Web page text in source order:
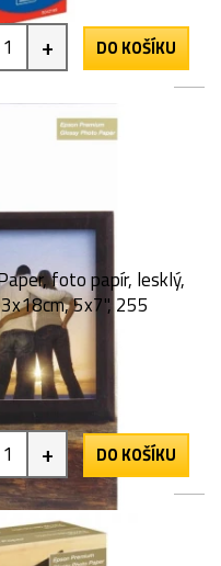
+ DO KOŠÍKU
foto papír, lesklý,
5x7", 255
+ DO KOŠÍKU